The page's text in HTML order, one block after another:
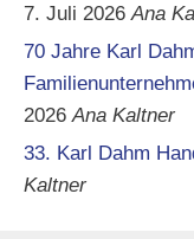
7. Juli 2026 Ana
70 Jahre Karl
2026 Ana Kaltner
33. Karl Dahm
Kaltner